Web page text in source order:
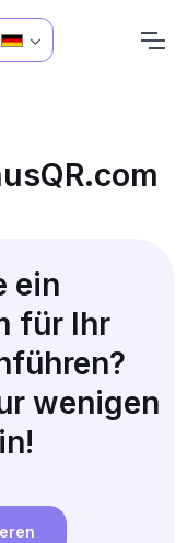
ein
für Ihr
wenigen